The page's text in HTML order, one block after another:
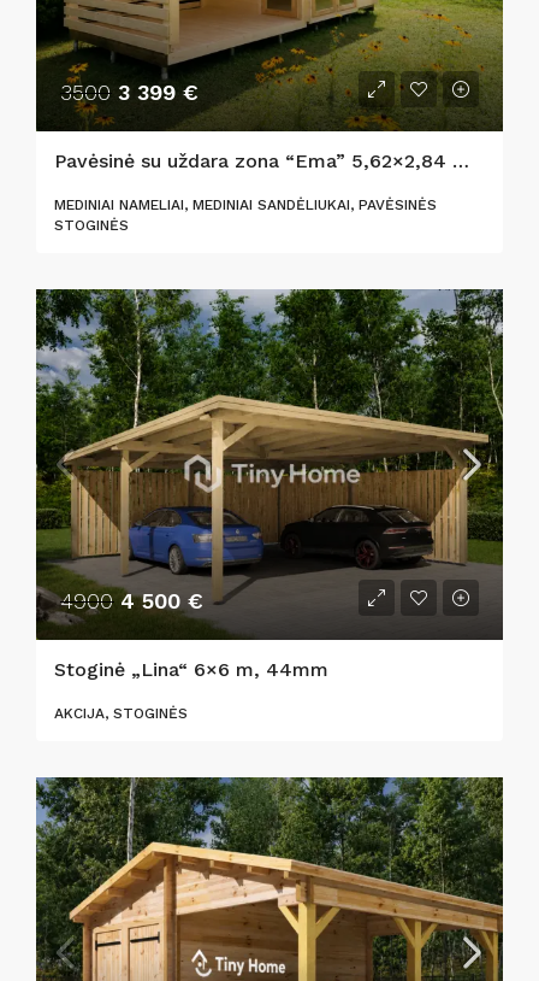
3500 3 399 €
Pavėsinė su uždara zona “Ema” 5,62×2,84 m (44 mm)
MEDINIAI NAMELIAI, MEDINIAI SANDĖLIUKAI, PAVĖSINĖS
STOGINĖS
4900 4 500 €
Stoginė „Lina“ 6×6 m, 44mm
AKCIJA, STOGINĖS